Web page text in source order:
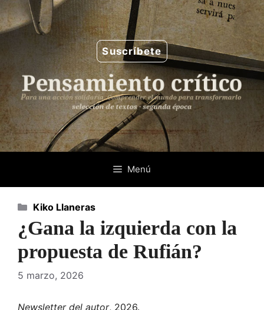
Saltar
al
contenido
Suscríbete
Menú
¿Gana la izquierda con la
propuesta de Rufián?
5 marzo, 2026
Newsletter del autor, 2026.
Categorías
Kiko Llaneras